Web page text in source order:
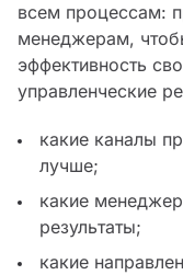
всем процессам:
менеджерам,
эффективность
управленческие
какие каналы
лучше;
какие
результаты;
какие